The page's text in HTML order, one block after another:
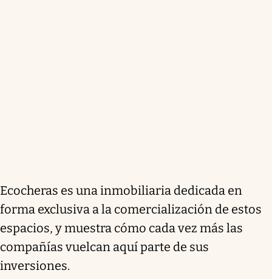
Ecocheras es una inmobiliaria dedicada en
forma exclusiva a la comercialización de estos
espacios, y muestra cómo cada vez más las
compañías vuelcan aquí parte de sus
inversiones.